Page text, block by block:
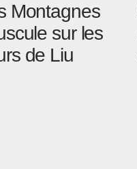
Montagnes
sur les
de Liu